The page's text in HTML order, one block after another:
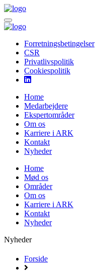
Forretningsbetingelser
CSR
Privatlivspolitik
Cookiespolitik
Home
Medarbejdere
Ekspertområder
Om os
Karriere i ARK
Kontakt
Nyheder
Home
Mød os
Områder
Om os
Karriere i ARK
Kontakt
Nyheder
Nyheder
Forside